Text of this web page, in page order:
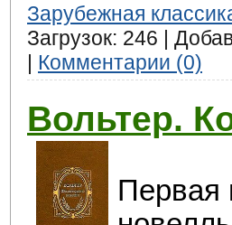
Зарубежная
Загрузок: 246 |
| Комментарии (0)
Вольтер.
Первая